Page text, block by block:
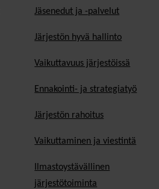
Jäsen­edut ja -palvelut
Järjestön hyvä hallinto
Vaikuttavuus järjestöissä
Ennakointi- ja strategiatyö
Järjestön rahoitus
Vaikuttaminen ja viestintä
Ilmastoystävällinen
järjestötoiminta